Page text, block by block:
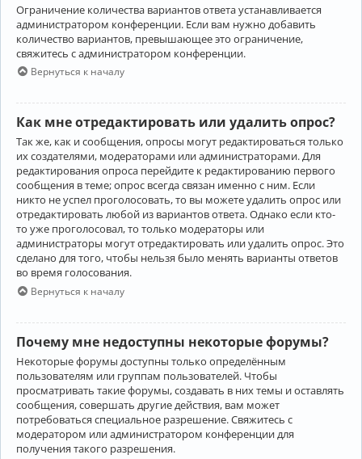
Ограничение количества вариантов ответа устанавливается
администратором конференции. Если вам нужно добавить
количество вариантов, превышающее это ограничение,
свяжитесь с администратором конференции.
Вернуться к началу
Как мне отредактировать или удалить опрос?
Так же, как и сообщения, опросы могут редактироваться только
их создателями, модераторами или администраторами. Для
редактирования опроса перейдите к редактированию первого
сообщения в теме; опрос всегда связан именно с ним. Если
никто не успел проголосовать, то вы можете удалить опрос или
отредактировать любой из вариантов ответа. Однако если кто-
то уже проголосовал, то только модераторы или
администраторы могут отредактировать или удалить опрос. Это
сделано для того, чтобы нельзя было менять варианты ответов
во время голосования.
Вернуться к началу
Почему мне недоступны некоторые форумы?
Некоторые форумы доступны только определённым
пользователям или группам пользователей. Чтобы
просматривать такие форумы, создавать в них темы и оставлять
сообщения, совершать другие действия, вам может
потребоваться специальное разрешение. Свяжитесь с
модератором или администратором конференции для
получения такого разрешения.